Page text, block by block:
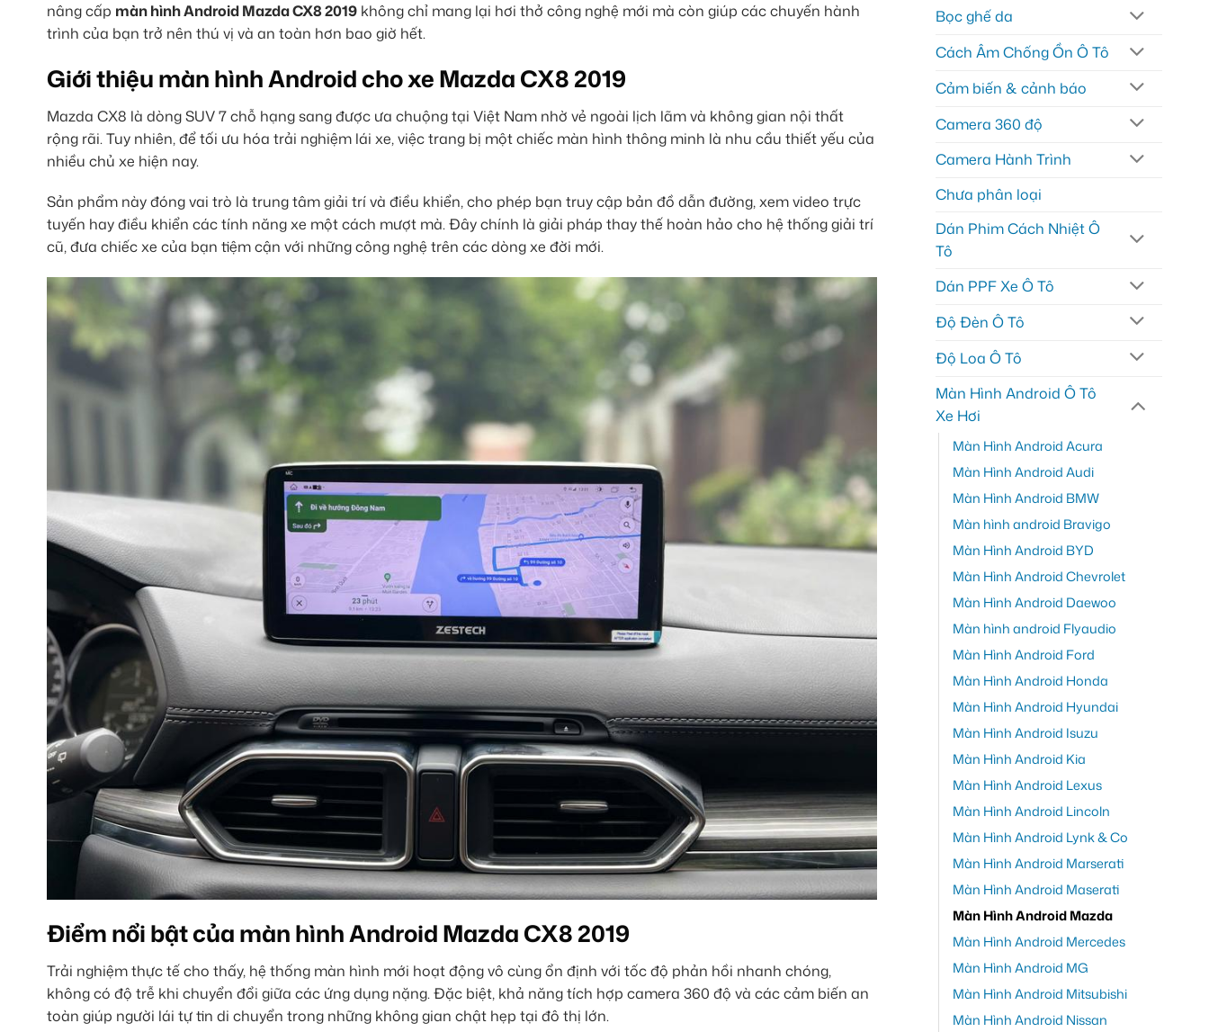
nâng cấp màn hình Android Mazda CX8 2019 không chỉ mang lại hơi thở công nghệ mới mà còn giúp các chuyến hành
trình của bạn trở nên thú vị và an toàn hơn bao giờ hết.
Giới thiệu màn hình Android cho xe Mazda CX8 2019
Mazda CX8 là dòng SUV 7 chỗ hạng sang được ưa chuộng tại Việt Nam nhờ vẻ ngoài lịch lãm và không gian nội thất
rộng rãi. Tuy nhiên, để tối ưu hóa trải nghiệm lái xe, việc trang bị một chiếc màn hình thông minh là nhu cầu thiết yếu của
nhiều chủ xe hiện nay.
Sản phẩm này đóng vai trò là trung tâm giải trí và điều khiển, cho phép bạn truy cập bản đồ dẫn đường, xem video trực
tuyến hay điều khiển các tính năng xe một cách mượt mà. Đây chính là giải pháp thay thế hoàn hảo cho hệ thống giải trí
cũ, đưa chiếc xe của bạn tiệm cận với những công nghệ trên các dòng xe đời mới.
Điểm nổi bật của màn hình Android Mazda CX8 2019
Trải nghiệm thực tế cho thấy, hệ thống màn hình mới hoạt động vô cùng ổn định với tốc độ phản hồi nhanh chóng,
không có độ trễ khi chuyển đổi giữa các ứng dụng nặng. Đặc biệt, khả năng tích hợp camera 360 độ và các cảm biến an
toàn giúp người lái tự tin di chuyển trong những không gian chật hẹp tại đô thị lớn.
Bọc ghế da
Cách Âm Chống Ồn Ô Tô
Cảm biến & cảnh báo
Camera 360 độ
Camera Hành Trình
Chưa phân loại
Dán Phim Cách Nhiệt Ô
Tô
Dán PPF Xe Ô Tô
Độ Đèn Ô Tô
Độ Loa Ô Tô
Màn Hình Android Ô Tô
Xe Hơi
Màn Hình Android Acura
Màn Hình Android Audi
Màn Hình Android BMW
Màn hình android Bravigo
Màn Hình Android BYD
Màn Hình Android Chevrolet
Màn Hình Android Daewoo
Màn hình android Flyaudio
Màn Hình Android Ford
Màn Hình Android Honda
Màn Hình Android Hyundai
Màn Hình Android Isuzu
Màn Hình Android Kia
Màn Hình Android Lexus
Màn Hình Android Lincoln
Màn Hình Android Lynk & Co
Màn Hình Android Marserati
Màn Hình Android Maserati
Màn Hình Android Mazda
Màn Hình Android Mercedes
Màn Hình Android MG
Màn Hình Android Mitsubishi
Màn Hình Android Nissan